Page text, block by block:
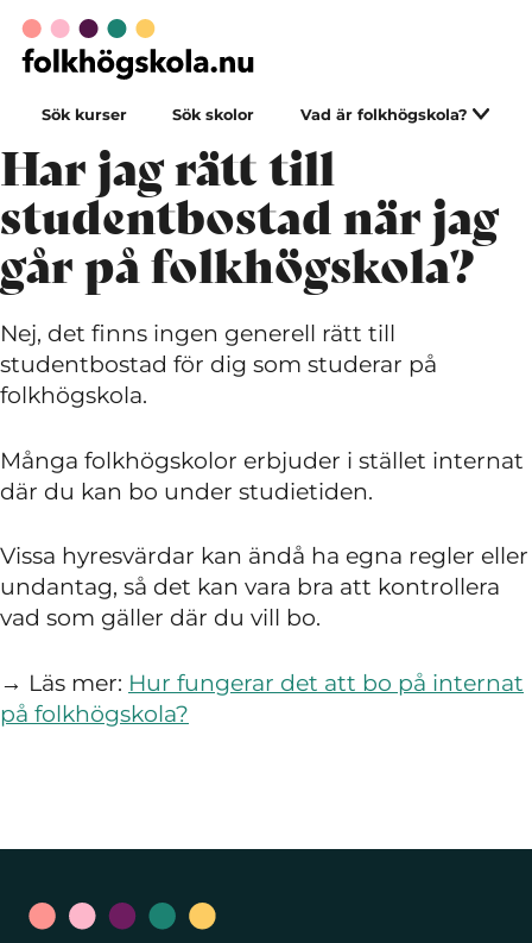
Sök kurser Sök skolor Vad är folkhögskola?
Har jag rätt till
studentbostad när jag
går på folkhögskola?
Nej, det finns ingen generell rätt till
studentbostad för dig som studerar på
folkhögskola.
Många folkhögskolor erbjuder i stället internat
där du kan bo under studietiden.
Vissa hyresvärdar kan ändå ha egna regler eller
undantag, så det kan vara bra att kontrollera
vad som gäller där du vill bo.
→ Läs mer: Hur fungerar det att bo på internat
på folkhögskola?